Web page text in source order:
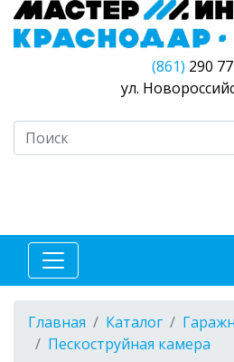
(861) 290
ул.
Главная Каталог
Пескоструйная камера